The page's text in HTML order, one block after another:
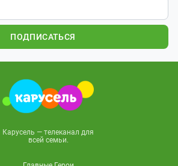
ПОДПИСАТЬСЯ
Карусель — телеканал для
всей семьи.